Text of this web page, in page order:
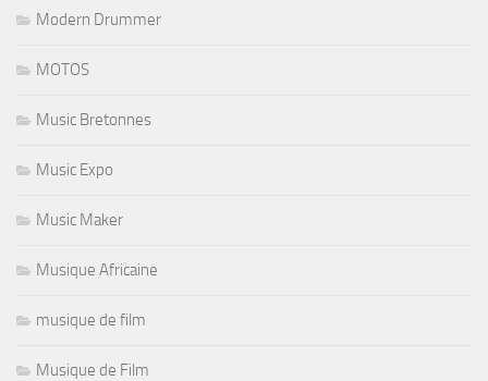
Modern Drummer
MOTOS
Music Bretonnes
Music Expo
Music Maker
Musique Africaine
musique de film
Musique de Film